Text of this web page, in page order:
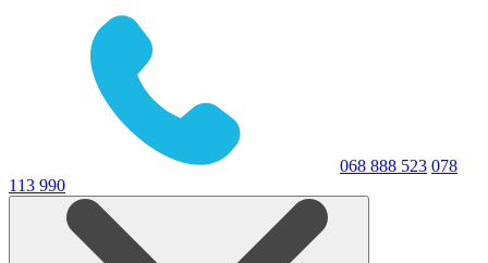
068 888 523 078
113 990